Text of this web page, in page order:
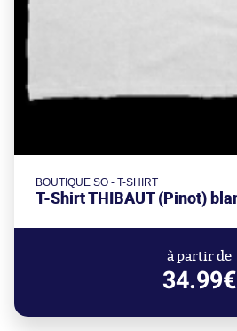
BOUTIQUE SO - T-SHIRT
T-Shirt THIBAUT (Pinot)
à partir de
34.99€